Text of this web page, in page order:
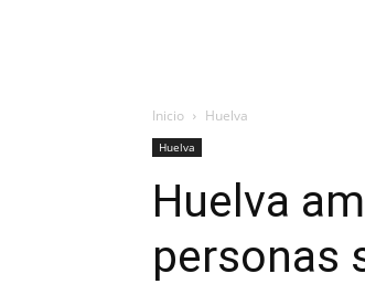
Inicio Huelva
Huelva
Huelva
personas